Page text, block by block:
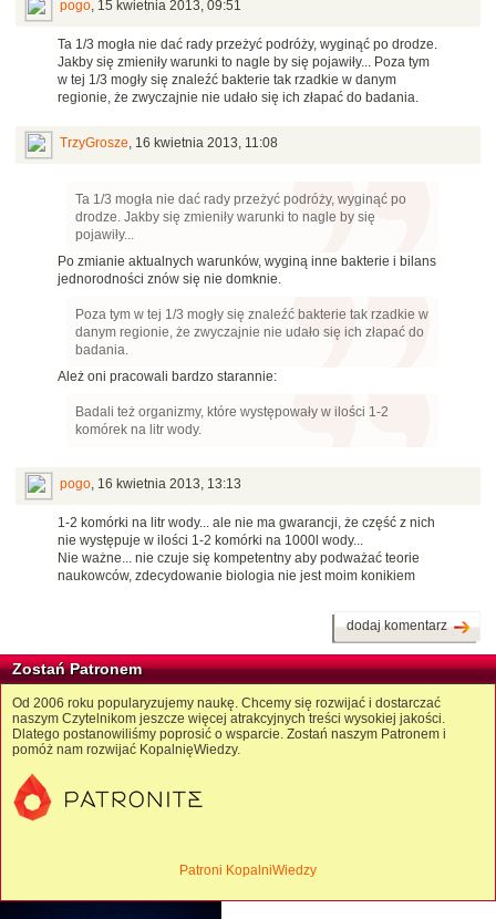
pogo, 15 kwietnia 2013, 09:51
Ta 1/3 mogła nie dać rady przeżyć podróży, wyginąć po drodze.
Jakby się zmieniły warunki to nagle by się pojawiły... Poza tym
w tej 1/3 mogły się znaleźć bakterie tak rzadkie w danym
regionie, że zwyczajnie nie udało się ich złapać do badania.
TrzyGrosze, 16 kwietnia 2013, 11:08
Ta 1/3 mogła nie dać rady przeżyć podróży, wyginąć po
drodze. Jakby się zmieniły warunki to nagle by się
pojawiły...
Po zmianie aktualnych warunków, wyginą inne bakterie i bilans
jednorodności znów się nie domknie.
Poza tym w tej 1/3 mogły się znaleźć bakterie tak rzadkie w
danym regionie, że zwyczajnie nie udało się ich złapać do
badania.
Ależ oni pracowali bardzo starannie:
Badali też organizmy, które występowały w ilości 1-2
komórek na litr wody.
pogo, 16 kwietnia 2013, 13:13
1-2 komórki na litr wody... ale nie ma gwarancji, że część z nich
nie występuje w ilości 1-2 komórki na 1000l wody...
Nie ważne... nie czuje się kompetentny aby podważać teorie
naukowców, zdecydowanie biologia nie jest moim konikiem
dodaj komentarz
Zostań Patronem
Od 2006 roku popularyzujemy naukę. Chcemy się rozwijać i dostarczać
naszym Czytelnikom jeszcze więcej atrakcyjnych treści wysokiej jakości.
Dlatego postanowiliśmy poprosić o wsparcie. Zostań naszym Patronem i
pomóż nam rozwijać KopalnięWiedzy.
Patroni KopalniWiedzy